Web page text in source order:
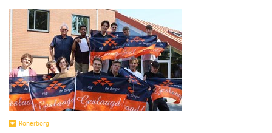
Ronerborg